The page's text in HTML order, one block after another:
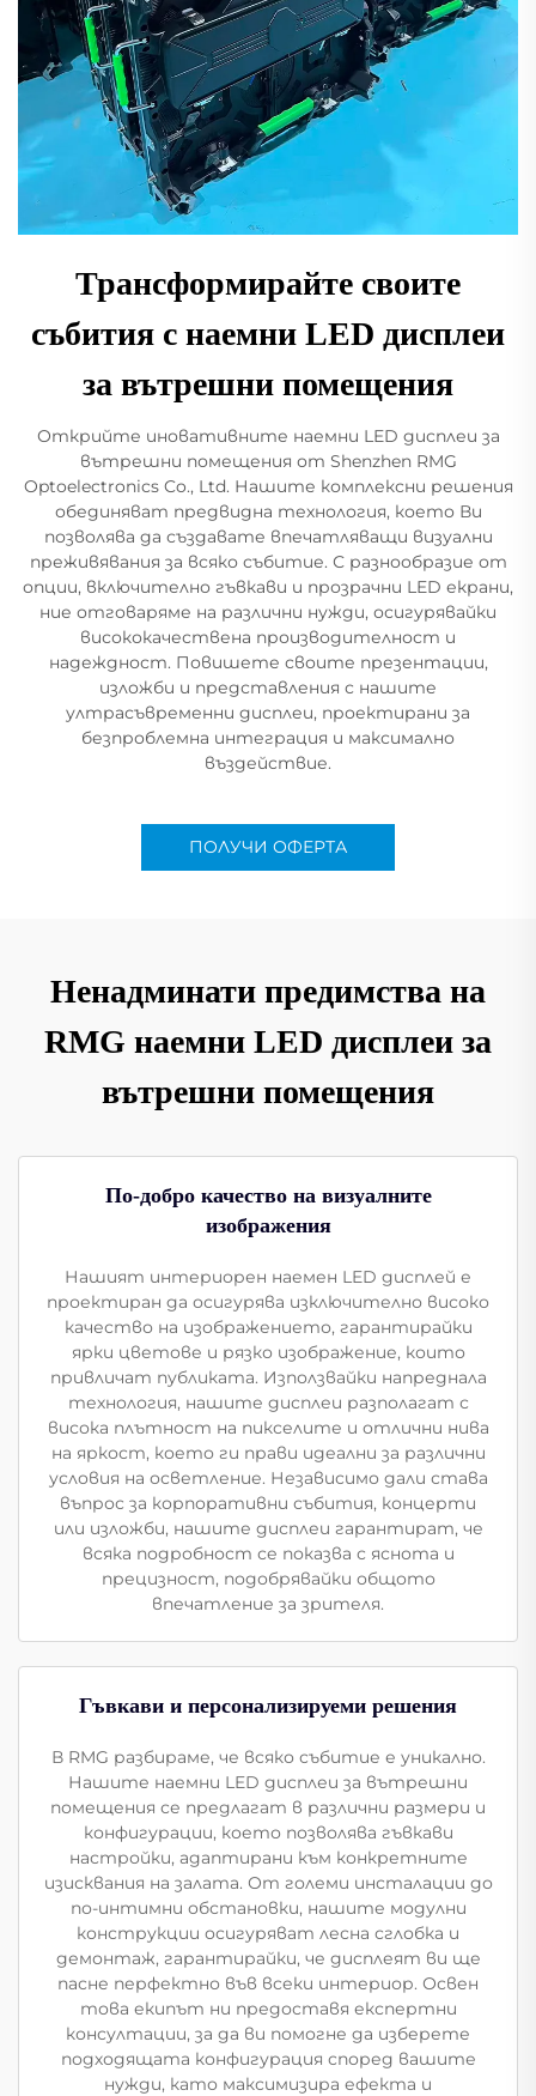
Трансформирайте своите
събития с наемни LED дисплеи
за вътрешни помещения
Открийте иновативните наемни LED дисплеи за
вътрешни помещения от Shenzhen RMG
Optoelectronics Co., Ltd. Нашите комплексни решения
обединяват предвидна технология, което Ви
позволява да създавате впечатляващи визуални
преживявания за всяко събитие. С разнообразие от
опции, включително гъвкави и прозрачни LED екрани,
ние отговаряме на различни нужди, осигурявайки
висококачествена производителност и
надеждност. Повишете своите презентации,
изложби и представления с нашите
ултрасъвременни дисплеи, проектирани за
безпроблемна интеграция и максимално
въздействие.
ПОЛУЧИ ОФЕРТА
Ненадминати предимства на
RMG наемни LED дисплеи за
вътрешни помещения
По-добро качество на визуалните
изображения
Нашият интериорен наемен LED дисплей е
проектиран да осигурява изключително високо
качество на изображението, гарантирайки
ярки цветове и рязко изображение, които
привличат публиката. Използвайки напреднала
технология, нашите дисплеи разполагат с
висока плътност на пикселите и отлични нива
на яркост, което ги прави идеални за различни
условия на осветление. Независимо дали става
въпрос за корпоративни събития, концерти
или изложби, нашите дисплеи гарантират, че
всяка подробност се показва с яснота и
прецизност, подобрявайки общото
впечатление за зрителя.
Гъвкави и персонализируеми решения
В RMG разбираме, че всяко събитие е уникално.
Нашите наемни LED дисплеи за вътрешни
помещения се предлагат в различни размери и
конфигурации, което позволява гъвкави
настройки, адаптирани към конкретните
изисквания на залата. От големи инсталации до
по-интимни обстановки, нашите модулни
конструкции осигуряват лесна сглобка и
демонтаж, гарантирайки, че дисплеят ви ще
пасне перфектно във всеки интериор. Освен
това екипът ни предоставя експертни
консултации, за да ви помогне да изберете
подходящата конфигурация според вашите
нужди, като максимизира ефекта и